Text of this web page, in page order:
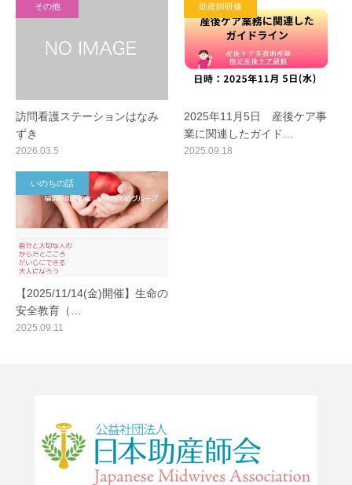
その他
訪問看護ステーションはなみ
ずき
2026.03.5
助産師研修
2025年11月5日 産後ケア事
業に関連したガイド…
2025.09.18
いのちの話
【2025/11/14(金)開催】生命の
安全教育（…
2025.09.11